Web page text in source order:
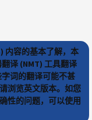
内容的基本了解，本
译 (NMT) 工具翻译
词的翻译可能不甚
浏览英文版本。如您
性的问题，可以使用